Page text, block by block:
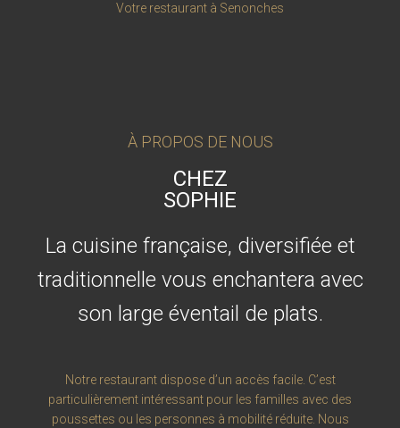
Votre restaurant à Senonches
À PROPOS DE NOUS
CHEZ
SOPHIE
La cuisine française, diversifiée et
traditionnelle vous enchantera avec
son large éventail de plats.
Notre restaurant dispose d’un accès facile. C’est
particulièrement intéressant pour les familles avec des
poussettes ou les personnes à mobilité réduite. Nous